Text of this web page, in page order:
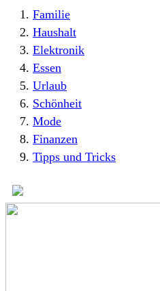
Familie
Haushalt
Elektronik
Essen
Urlaub
Schönheit
Mode
Finanzen
Tipps und Tricks